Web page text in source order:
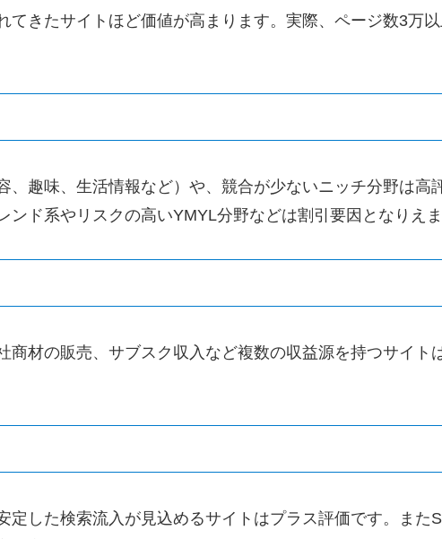
てきたサイトほど価値が高まります。実際、ページ数3万
、趣味、生活情報など）や、競合が少ないニッチ分野は高
ンド系やリスクの高いYMYL分野などは割引要因となりえ
商材の販売、サブスク収入など複数の収益源を持つサイ
定した検索流入が見込めるサイトはプラス評価です。ま